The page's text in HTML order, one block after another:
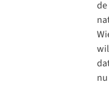
de
wil
nu